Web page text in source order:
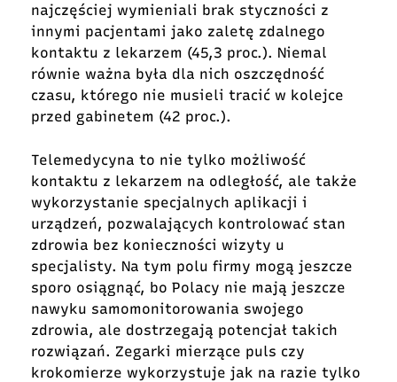
najczęściej wymieniali brak styczności z
innymi pacjentami jako zaletę zdalnego
kontaktu z lekarzem (45,3 proc.). Niemal
równie ważna była dla nich oszczędność
czasu, którego nie musieli tracić w kolejce
przed gabinetem (42 proc.).
Telemedycyna to nie tylko możliwość
kontaktu z lekarzem na odległość, ale także
wykorzystanie specjalnych aplikacji i
urządzeń, pozwalających kontrolować stan
zdrowia bez konieczności wizyty u
specjalisty. Na tym polu firmy mogą jeszcze
sporo osiągnąć, bo Polacy nie mają jeszcze
nawyku samomonitorowania swojego
zdrowia, ale dostrzegają potencjał takich
rozwiązań. Zegarki mierzące puls czy
krokomierze wykorzystuje jak na razie tylko